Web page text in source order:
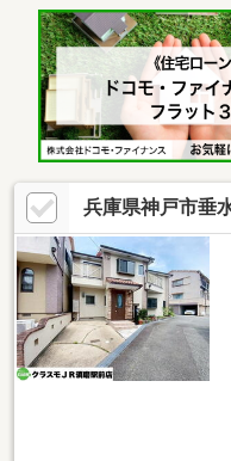
グ階段設計■1階に水回りが
動線良好！お手洗い×2ヶ所
付インターホン有■小・中
2月リフォーム内容：クロ
No.1』のトラストホーム
兵庫県神戸市垂